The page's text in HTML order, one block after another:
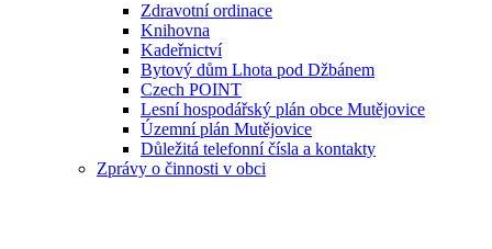
Zdravotní ordinace
Knihovna
Kadeřnictví
Bytový dům Lhota pod Džbánem
Czech POINT
Lesní hospodářský plán obce Mutějovice
Územní plán Mutějovice
Důležitá telefonní čísla a kontakty
Zprávy o činnosti v obci